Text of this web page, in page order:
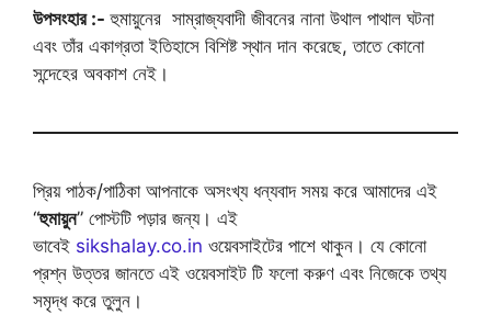
উপসংহার :- হুমায়ুনের সাম্রাজ্যবাদী জীবনের নানা উথাল পাথাল ঘটনা
এবং তাঁর একাগ্রতা ইতিহাসে বিশিষ্ট স্থান দান করেছে, তাতে কোনো
সন্দেহের অবকাশ নেই।
প্রিয় পাঠক/পাঠিকা আপনাকে অসংখ্য ধন্যবাদ সময় করে আমাদের এই
“হুমায়ুন” পোস্টটি পড়ার জন্য। এই
ভাবেই sikshalay.co.in ওয়েবসাইটের পাশে থাকুন। যে কোনো
প্রশ্ন উত্তর জানতে এই ওয়েবসাইট টি ফলো করুণ এবং নিজেকে তথ্য
সমৃদ্ধ করে তুলুন।